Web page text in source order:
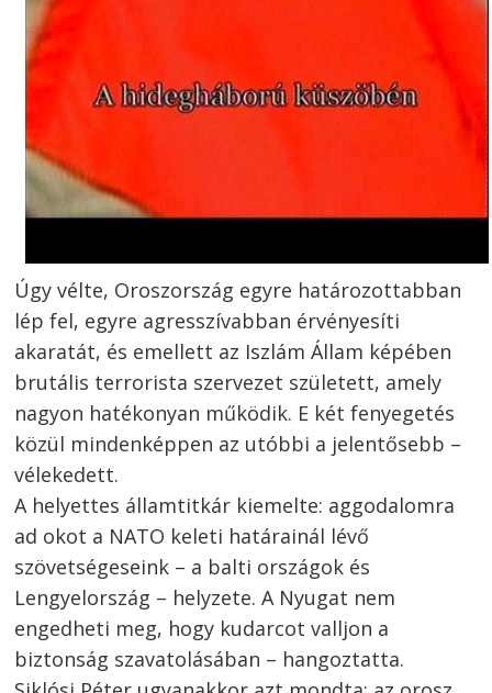
Úgy vélte, Oroszország egyre határozottabban
lép fel, egyre agresszívabban érvényesíti
akaratát, és emellett az Iszlám Állam képében
brutális terrorista szervezet született, amely
nagyon hatékonyan működik. E két fenyegetés
közül mindenképpen az utóbbi a jelentősebb –
vélekedett.
A helyettes államtitkár kiemelte: aggodalomra
ad okot a NATO keleti határainál lévő
szövetségeseink – a balti országok és
Lengyelország – helyzete. A Nyugat nem
engedheti meg, hogy kudarcot valljon a
biztonság szavatolásában – hangoztatta.